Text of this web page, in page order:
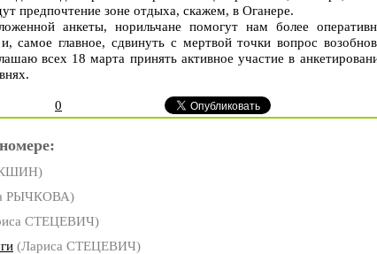
предпочтение зоне отдыха, скажем, в Оганере.
анкеты, норильчане помогут нам более
самое главное, сдвинуть с мертвой точки вопрос
всех 18 марта принять активное участие в
0
РЫЧКОВА)
СТЕЦЕВИЧ)
(Лариса СТЕЦЕВИЧ)